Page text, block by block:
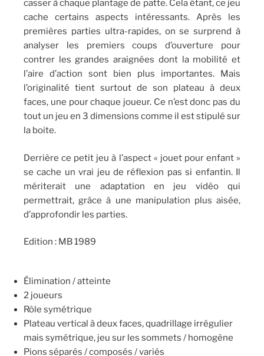
casser à chaque plantage de patte. Cela étant, ce jeu
cache certains aspects intéressants. Après les
premières parties ultra-rapides, on se surprend à
analyser les premiers coups d’ouverture pour
contrer les grandes araignées dont la mobilité et
l’aire d’action sont bien plus importantes. Mais
l’originalité tient surtout de son plateau à deux
faces, une pour chaque joueur. Ce n’est donc pas du
tout un jeu en 3 dimensions comme il est stipulé sur
la boite.
Derrière ce petit jeu à l’aspect « jouet pour enfant »
se cache un vrai jeu de réflexion pas si enfantin. Il
mériterait une adaptation en jeu vidéo qui
permettrait, grâce à une manipulation plus aisée,
d’approfondir les parties.
Edition : MB 1989
Élimination / atteinte
2 joueurs
Rôle symétrique
Plateau vertical à deux faces, quadrillage irrégulier
mais symétrique, jeu sur les sommets / homogène
Pions séparés / composés / variés